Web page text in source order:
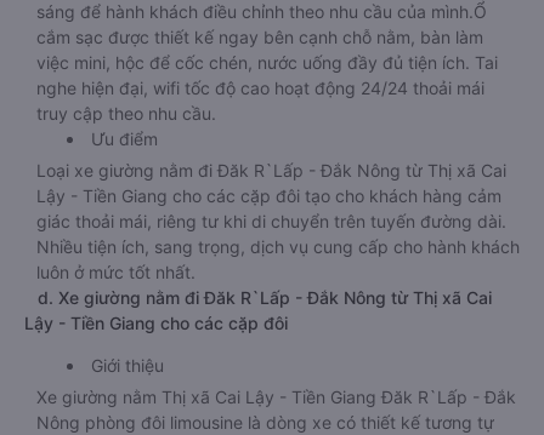
sáng để hành khách điều chỉnh theo nhu cầu của mình.Ổ
cắm sạc được thiết kế ngay bên cạnh chỗ nằm, bàn làm
việc mini, hộc để cốc chén, nước uống đầy đủ tiện ích. Tai
nghe hiện đại, wifi tốc độ cao hoạt động 24/24 thoải mái
truy cập theo nhu cầu.
Ưu điểm
Loại xe giường nằm đi Đăk R`Lấp - Đắk Nông từ Thị xã Cai
Lậy - Tiền Giang cho các cặp đôi tạo cho khách hàng cảm
giác thoải mái, riêng tư khi di chuyển trên tuyến đường dài.
Nhiều tiện ích, sang trọng, dịch vụ cung cấp cho hành khách
luôn ở mức tốt nhất.
d. Xe giường nằm đi Đăk R`Lấp - Đắk Nông từ Thị xã Cai
Lậy - Tiền Giang cho các cặp đôi
Giới thiệu
Xe giường nằm Thị xã Cai Lậy - Tiền Giang Đăk R`Lấp - Đắk
Nông phòng đôi limousine là dòng xe có thiết kế tương tự